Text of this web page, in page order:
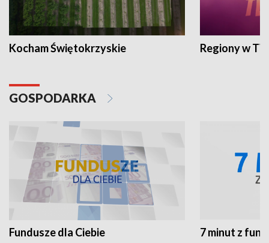
Kocham Świętokrzyskie Regiony w
GOSPODARKA
Fundusze dla Ciebie 7 minut z